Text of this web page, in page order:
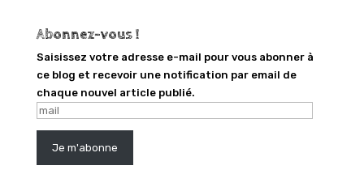
Abonnez-vous !
Saisissez votre adresse e-mail pour vous abonner à
ce blog et recevoir une notification par email de
chaque nouvel article publié.
mail
Je m'abonne